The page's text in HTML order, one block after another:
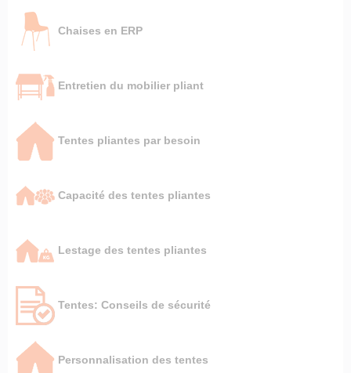
Chaises en ERP
Entretien du mobilier pliant
Tentes pliantes par besoin
Capacité des tentes pliantes
Lestage des tentes pliantes
Tentes: Conseils de sécurité
Personnalisation des tentes